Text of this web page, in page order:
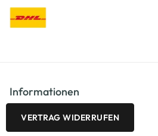
Informationen
VERTRAG WIDERRUFEN